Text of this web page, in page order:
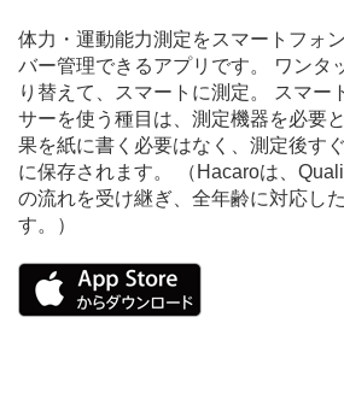
体力・運動能力測定をスマートフォ
バー管理できるアプリです。 ワンタ
り替えて、スマートに測定。 スマー
サーを使う種目は、測定機器を必要
果を紙に書く必要はなく、測定後す
に保存されます。 （Hacaroは、
の流れを受け継ぎ、全年齢に対応し
す。）